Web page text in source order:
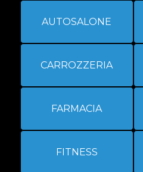
AUTOSALONE
CARROZZERIA
FARMACIA
FITNESS